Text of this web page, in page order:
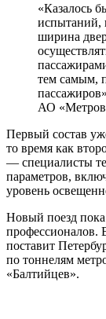
«Казалось
испытаний,
ширина
тем самым,
АО
Первый состав
то время как
— специалисты
параметров,
уровень
Новый поезд
профессионалов.
поставит
по тоннелям
«Балтийцев».